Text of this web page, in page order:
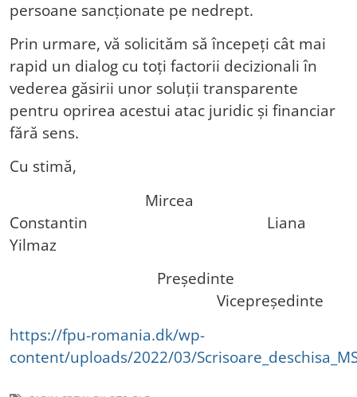
persoane sancționate pe nedrept.
Prin urmare, vă solicităm să începeți cât mai
rapid un dialog cu toți factorii decizionali în
vederea găsirii unor soluții transparente
pentru oprirea acestui atac juridic și financiar
fără sens.
Cu stimă,
Mircea
Constantin Liana
Yilmaz
Președinte
Vicepreședinte
https://fpu-romania.dk/wp-
content/uploads/2022/03/